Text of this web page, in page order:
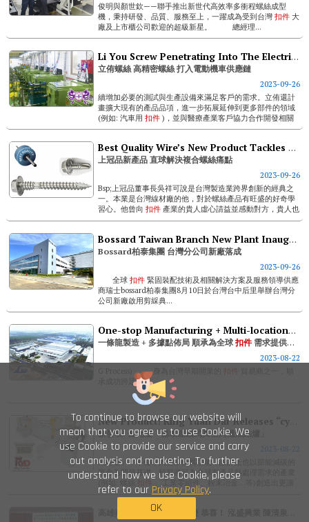
To continue to browse our website will
mean that you agree us to use Cookie. We
use Cookie to provide our service and carry
out analysis and marketing. To further
understand how we use Cookie, please
refer to our Privacy Policy.
OK
俊明與顏世欽——聯手推出新世代高效率多衝程螺絲成型
機，秉持研發、品質、服務至上，一躍成為受到台灣 扣件大
廠及上市櫃公司歡迎的超級新星。 總經理...
Li You Screw Penetrating Into The Electric Scooter Supply Chain With High-precision Screws
立侑螺絲 高精密螺絲 打入電動機車供應鏈
2023-09-26
續增加必要的測試與生產設備來滿足客戶的需求。立侑還計
畫擴大現有的產品品項，進一步拓展延伸到更多部件的領域
(例如: 汽車用 扣件)，並與醫療產業客戶協力合作開發相關
產品，希望能為更多產業客戶提供更高品質的產品和服
Best Quality Wire’s New Product Tackles Bi-metal Screw Pain Points
上冠品新產品 直球解決複合螺絲痛點
2023-09-26
Bsp;上冠品董事長吳祥可說是台灣製造業跨界創新的經典之
一。本業是台灣線材廠的他，對於螺絲產品有旺盛的好奇學
習心。他曾向 扣件 產業的貴人虛心請益並感動對方，貴人也
支持他的發明構想，讓他學習螺絲生產技術。也正是此契
Bossard Taiwan Branch New Plant Inauguration
Bossard柏泰集團 台灣分公司新廠落成
2023-09-26
全球 扣件緊固裝配技術及相關解決方案及服務領導供應
商瑞士bossard柏泰集團8月10日於台灣台中后里舉辦台灣分
公司新廠啟用剪綵典...
One-stop Manufacturing + Multi-locations Linkwell Industry - Reliable Support For Global Fastener Demand
一條龍製造 + 多據點佈局 順承為全球扣件需求提供可靠後盾
2023-08-22
G Process) 身為台灣早期開業的
承成功跨足...
新發表! 金元達「循環連續式真空高溫燒結爐」
2023-08-22
燒結爐」，不僅導入更多優異功能，設計上也以節能減碳的
概念為開發基礎，預期將可為全球有產品熱處理需求的產業
、工業零組件、粉末冶金…等)創造出更讓
人驚豔的生產效率和產品品質。 節能減碳、高...